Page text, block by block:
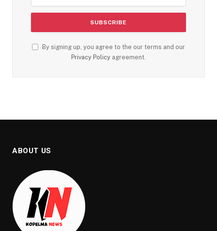
By signing up, you agree to the our terms and our
Privacy Policy agreement.
ABOUT US